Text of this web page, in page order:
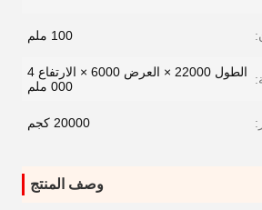
100 ملم
الطول 22000 × العرض 6000 × الارتفاع 4
000 ملم
20000 كجم
وصف المنتج